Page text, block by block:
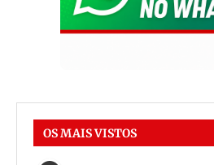
OS MAIS VISTOS